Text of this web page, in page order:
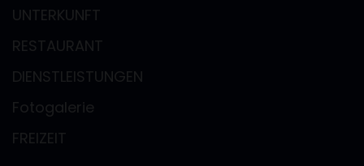
UNTERKUNFT
RESTAURANT
DIENSTLEISTUNGEN
Fotogalerie
FREIZEIT